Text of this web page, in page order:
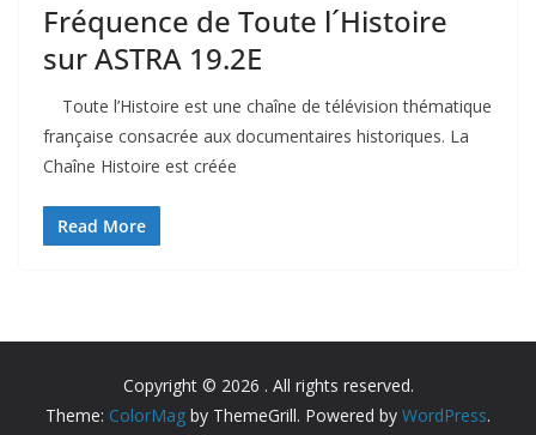
Fréquence de Toute l´Histoire
sur ASTRA 19.2E
Toute l’Histoire est une chaîne de télévision thématique
française consacrée aux documentaires historiques. La
Chaîne Histoire est créée
Read More
Copyright © 2026 . All rights reserved.
Theme: ColorMag by ThemeGrill. Powered by WordPress.